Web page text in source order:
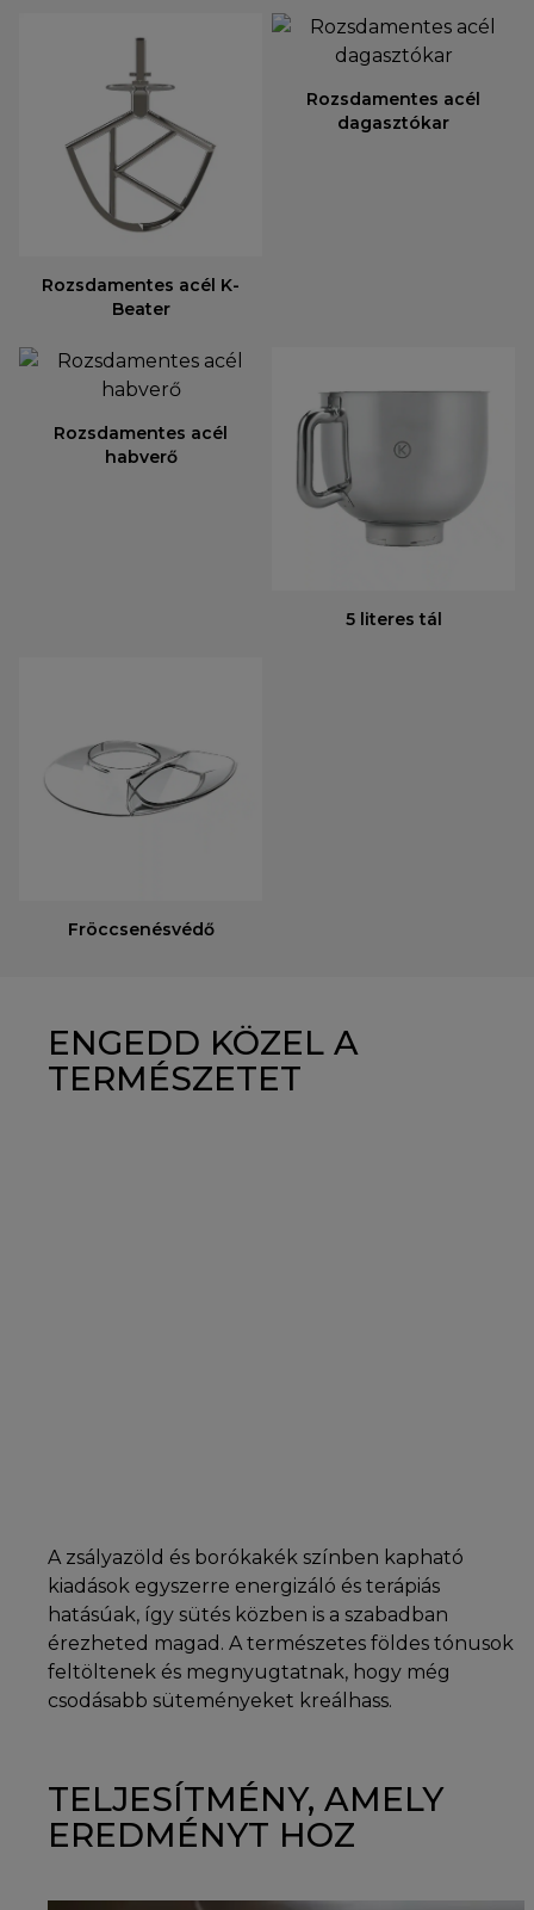
Rozsdamentes acél K-
Beater
Rozsdamentes acél
dagasztókar
Rozsdamentes acél
habverő
5 literes tál
Fröccsenésvédő
ENGEDD KÖZEL A
TERMÉSZETET
A zsályazöld és borókakék színben kapható
kiadások egyszerre energizáló és terápiás
hatásúak, így sütés közben is a szabadban
érezheted magad. A természetes földes tónusok
feltöltenek és megnyugtatnak, hogy még
csodásabb süteményeket kreálhass.
TELJESÍTMÉNY, AMELY
EREDMÉNYT HOZ